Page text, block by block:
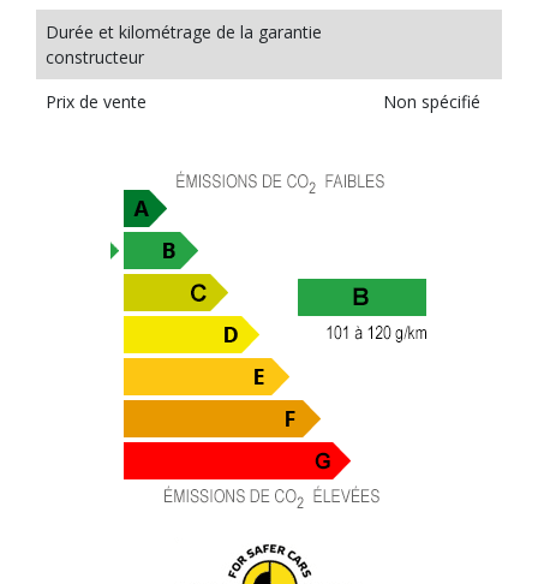
Durée et kilométrage de la garantie
constructeur
Prix de vente
Non spécifié